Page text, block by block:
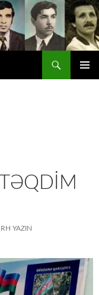
TƏQDIM
YAZIN